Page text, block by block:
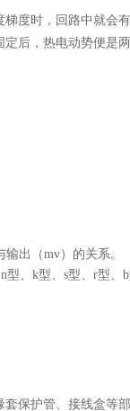
度时，回路中就会
后，热电动势便
出（mv）的关系。
、k型、s型、r型
护管、接线盒等